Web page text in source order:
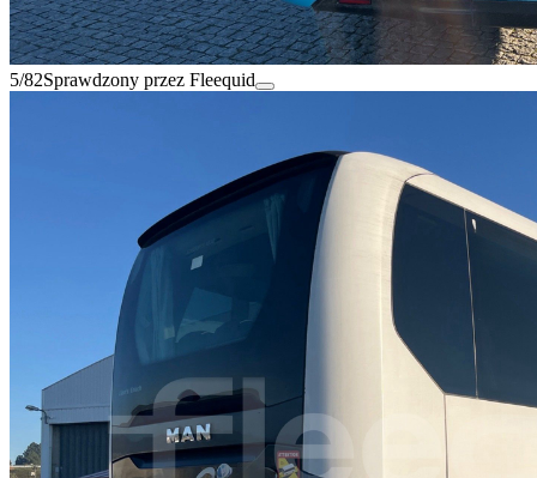
5/82Sprawdzony przez Fleequid